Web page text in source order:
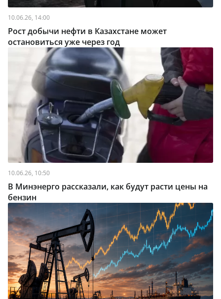
10.06.26, 14:00
Рост добычи нефти в Казахстане может
остановиться уже через год
10.06.26, 10:50
В Минэнерго рассказали, как будут расти цены на
бензин